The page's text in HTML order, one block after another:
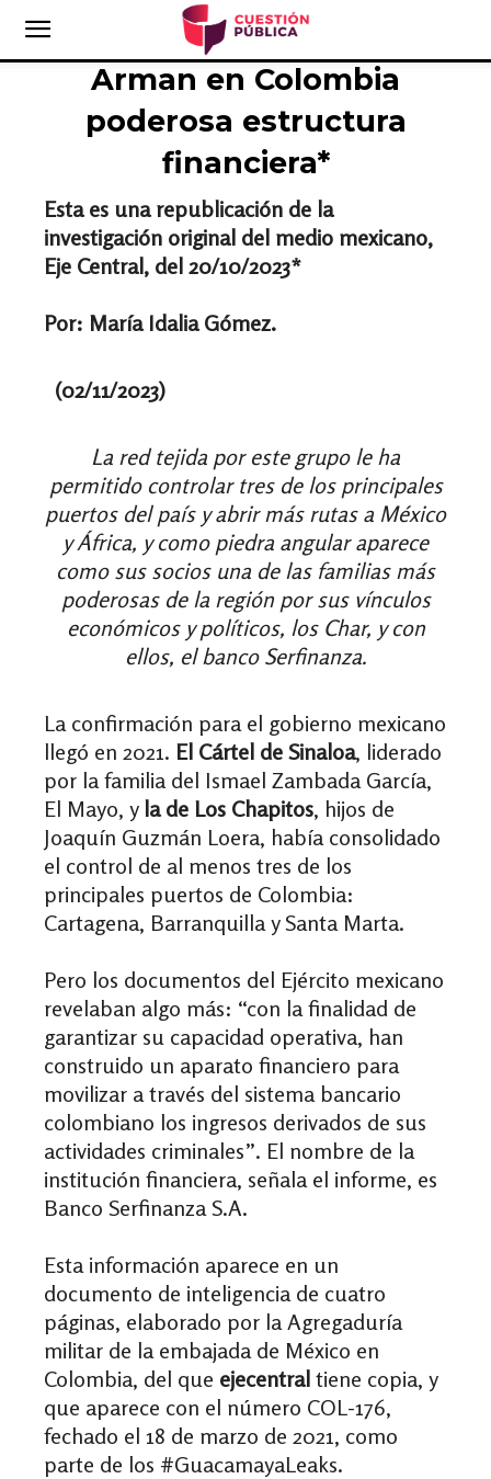
Arman en Colombia
poderosa estructura
financiera*
Esta es una republicación de la
investigación original del medio mexicano,
Eje Central, del 20/10/2023*
Por: María Idalia Gómez.
(02/11/2023)
La red tejida por este grupo le ha
permitido controlar tres de los principales
puertos del país y abrir más rutas a México
y África, y como piedra angular aparece
como sus socios una de las familias más
poderosas de la región por sus vínculos
económicos y políticos, los Char, y con
ellos, el banco Serfinanza.
La confirmación para el gobierno mexicano
llegó en 2021. El Cártel de Sinaloa, liderado
por la familia del Ismael Zambada García,
El Mayo, y la de Los Chapitos, hijos de
Joaquín Guzmán Loera, había consolidado
el control de al menos tres de los
principales puertos de Colombia:
Cartagena, Barranquilla y Santa Marta.
Pero los documentos del Ejército mexicano
revelaban algo más: “con la finalidad de
garantizar su capacidad operativa, han
construido un aparato financiero para
movilizar a través del sistema bancario
colombiano los ingresos derivados de sus
actividades criminales”. El nombre de la
institución financiera, señala el informe, es
Banco Serfinanza S.A.
Esta información aparece en un
documento de inteligencia de cuatro
páginas, elaborado por la Agregaduría
militar de la embajada de México en
Colombia, del que ejecentral tiene copia, y
que aparece con el número COL-176,
fechado el 18 de marzo de 2021, como
parte de los #GuacamayaLeaks.